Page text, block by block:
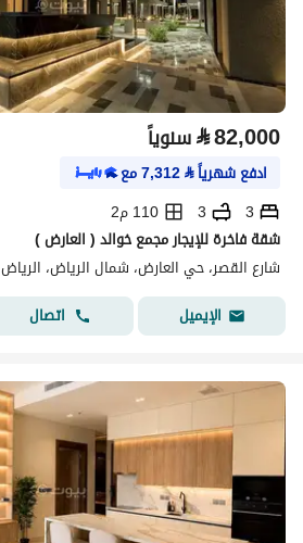
⃁82,000 سنوياً
ادفع شهرياً⃁
7,312مع
3
3
110 م2
شقة فاخرة للإيجار مجمع خوالد ( العارض )
شارع القصر، حي العارض، شمال الرياض، الرياض
الإيميل
اتصال